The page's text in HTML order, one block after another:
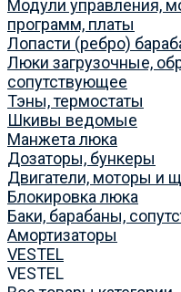
Модули управления,
программ, платы
Лопасти (ребро)
Люки загрузочные,
сопутствующее
Тэны, термостаты
Шкивы ведомые
Манжета люка
Дозаторы, бункеры
Двигатели, моторы и
Блокировка люка
Баки, барабаны,
Амортизаторы
VESTEL
VESTEL